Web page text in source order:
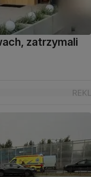
zatrzymali